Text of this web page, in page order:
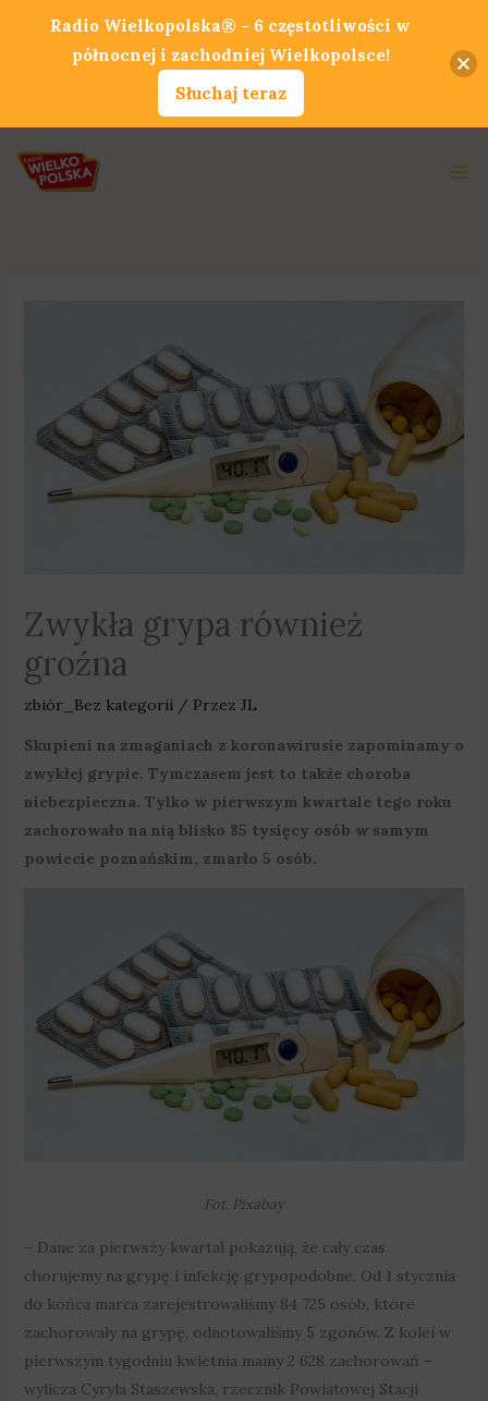
Zwykła grypa również
groźna
zbiór_Bez kategorii/ Przez JL
Skupieni na zmaganiach z koronawirusie zapominamy o
zwykłej grypie. Tymczasem jest to także choroba
niebezpieczna. Tylko w pierwszym kwartale tego roku
zachorowało na nią blisko 85 tysięcy osób w samym
powiecie poznańskim, zmarło 5 osób.
Fot. Pixabay
– Dane za pierwszy kwartał pokazują, że cały czas
chorujemy na grypę i infekcję grypopodobne. Od 1 stycznia
do końca marca zarejestrowaliśmy 84 725 osób, które
zachorowały na grypę, odnotowaliśmy 5 zgonów. Z kolei w
pierwszym tygodniu kwietnia mamy 2 628 zachorowań –
wylicza Cyryla Staszewska, rzecznik Powiatowej Stacji
Radio Wielkopolska® - 6 częstotliwości w
północnej i zachodniej Wielkopolsce!
Słuchaj teraz